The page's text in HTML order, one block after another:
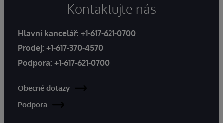
Kontaktujte nás
Hlavní kancelář: +1-617-621-0700
Prodej: +1-617-370-4570
Podpora: +1-617-621-0700
Obecné dotazy
Podpora